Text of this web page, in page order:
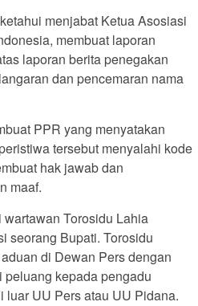
menjabat Ketua Asosiasi
membuat laporan
laporan berita penegakan
dan pencemaran nama
PPR yang menyatakan
tersebut menyalahi kode
hak jawab dan
maaf.
Torosidu Lahia
seorang Bupati. Torosidu
di Dewan Pers dengan
kepada pengadu
luar UU Pers atau UU Pidana.